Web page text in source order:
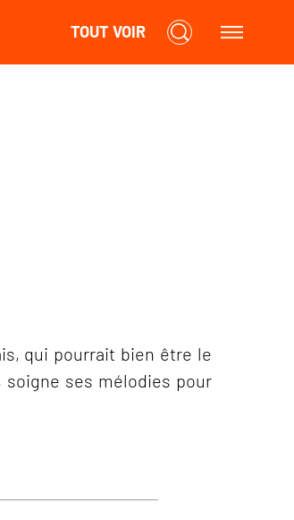
TOUT VOIR
qui pourrait bien être le
soigne ses mélodies pour